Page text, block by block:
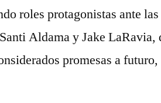
roles protagonistas ante
Aldama y Jake LaRavia,
promesas a